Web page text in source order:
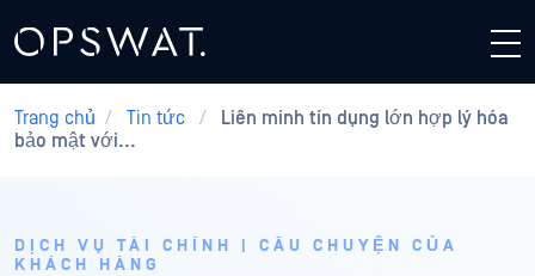
Trang chủ / Tin tức /
Liên minh tín dụng lớn hợp lý hóa
bảo mật với...
DỊCH VỤ TÀI CHÍNH | CÂU CHUYỆN CỦA
KHÁCH HÀNG